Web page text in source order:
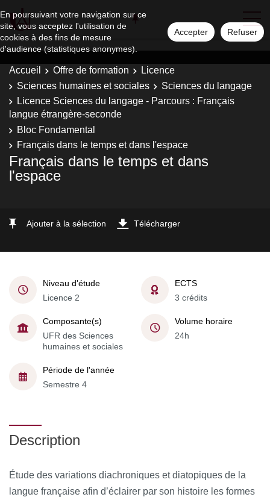
En poursuivant votre navigation sur ce
site, vous acceptez l'utilisation de
cookies à des fins de mesure
d'audience (statistiques anonymes).
Accepter Refuser
Accueil Offre de formation
Licence
Sciences humaines et sociales
Sciences du langage
Licence Sciences du langage - Parcours : Français
langue étrangère-seconde
Bloc Fondamental
Français dans le temps et dans l'espace
Français dans le temps et dans
l'espace
Ajouter à la sélection Télécharger
Niveau d'étude
Licence 2
ECTS
3 crédits
Composante(s)
UFR des Sciences
humaines et sociales
Volume horaire
24h
Période de l'année
Semestre 4
Description
Étude des variations diachroniques et diatopiques de la
langue française afin d’éclairer par son histoire les formes